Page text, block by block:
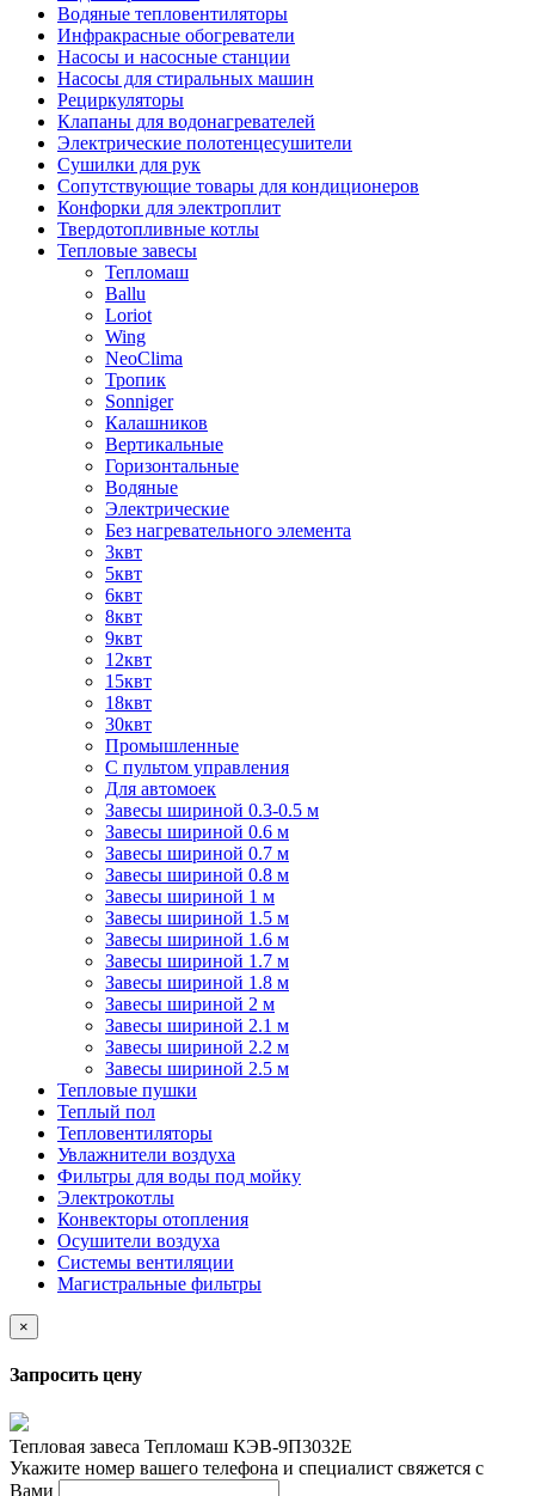
Водяные тепловентиляторы
Инфракрасные обогреватели
Насосы и насосные станции
Насосы для стиральных машин
Рециркуляторы
Клапаны для водонагревателей
Электрические полотенцесушители
Сушилки для рук
Сопутствующие товары для кондиционеров
Конфорки для электроплит
Твердотопливные котлы
Тепловые завесы
Тепломаш
Ballu
Loriot
Wing
NeoClima
Тропик
Sonniger
Калашников
Вертикальные
Горизонтальные
Водяные
Электрические
Без нагревательного элемента
3квт
5квт
6квт
8квт
9квт
12квт
15квт
18квт
30квт
Промышленные
С пультом управления
Для автомоек
Завесы шириной 0.3-0.5 м
Завесы шириной 0.6 м
Завесы шириной 0.7 м
Завесы шириной 0.8 м
Завесы шириной 1 м
Завесы шириной 1.5 м
Завесы шириной 1.6 м
Завесы шириной 1.7 м
Завесы шириной 1.8 м
Завесы шириной 2 м
Завесы шириной 2.1 м
Завесы шириной 2.2 м
Завесы шириной 2.5 м
Тепловые пушки
Теплый пол
Тепловентиляторы
Увлажнители воздуха
Фильтры для воды под мойку
Электрокотлы
Конвекторы отопления
Осушители воздуха
Системы вентиляции
Магистральные фильтры
×
Запросить цену
Тепловая завеса Тепломаш КЭВ-9П3032Е
Укажите номер вашего телефона и специалист свяжется с
Вами